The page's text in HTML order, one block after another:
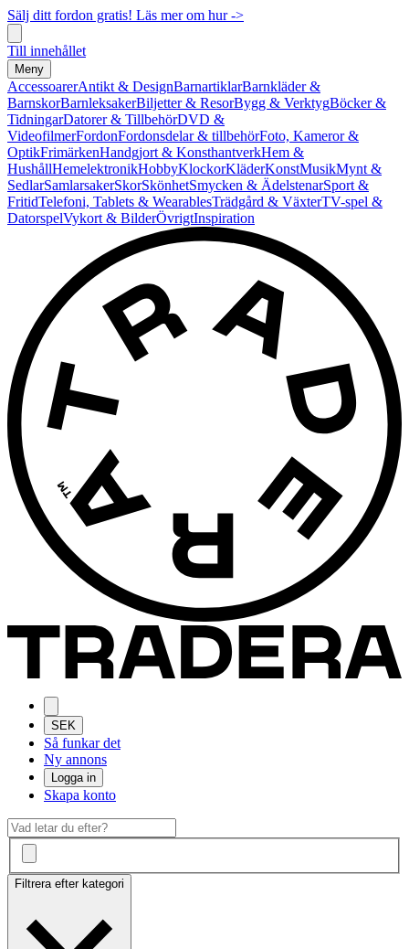
Sälj ditt fordon gratis! Läs mer om hur ->
Till innehållet
Meny
AccessoarerAntikt & DesignBarnartiklarBarnkläder &
BarnskorBarnleksakerBiljetter & ResorBygg & VerktygBöcker &
TidningarDatorer & TillbehörDVD &
VideofilmerFordonFordonsdelar & tillbehörFoto, Kameror &
OptikFrimärkenHandgjort & KonsthantverkHem &
HushållHemelektronikHobbyKlockorKläderKonstMusikMynt &
SedlarSamlarsakerSkorSkönhetSmycken & ÄdelstenarSport &
FritidTelefoni, Tablets & WearablesTrädgård & VäxterTV-spel &
DatorspelVykort & BilderÖvrigtInspiration
SEK
Så funkar det
Ny annons
Logga in
Skapa konto
Filtrera efter kategori